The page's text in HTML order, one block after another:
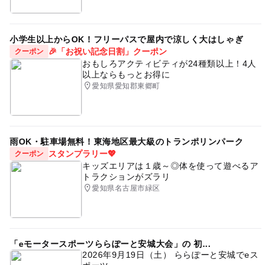
小学生以上からOK！フリーパスで屋内で涼しく大はしゃぎ
クーポン
🎉「お祝い記念日割」クーポン
おもしろアクティビティが24種類以上！4人
以上ならもっとお得に
愛知県愛知郡東郷町
雨OK・駐車場無料！東海地区最大級のトランポリンパーク
クーポン
スタンプラリー💖
キッズエリアは１歳～◎体を使って遊べるア
トラクションがズラリ
愛知県名古屋市緑区
「eモータースポーツららぽーと安城大会」の 初...
2026年9月19日（土） ららぽーと安城でeス